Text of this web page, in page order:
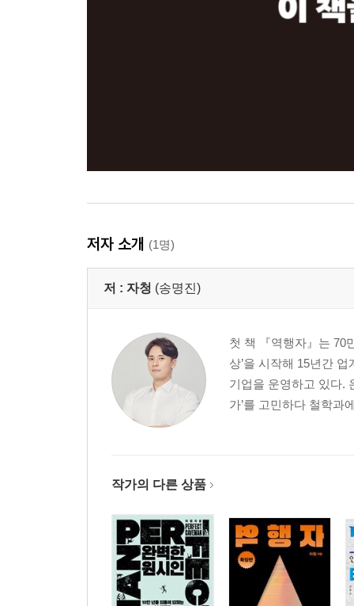
저자 소개 (1명)
저 : 자청 (송명진)
첫 책 『역행자』는 70
상’을 시작해 15년간 업
기업을 운영하고 있다.
가’를 고민하다 철학과
작가의 다른 상품